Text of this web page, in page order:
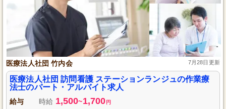
医療法人社団 竹内会 7月28日更新
医療法人社団 訪問看護 ステーションランジュの作業療
法士のパート・アルバイト求人
給与 時給 1,500~1,700 円